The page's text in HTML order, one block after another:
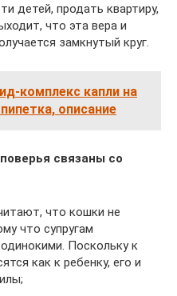
детей, продать квартиру,
что эта вера и
замкнутый круг.
комплекс капли на
описание
связаны со
что кошки не
что супругам
Поскольку к
как к ребенку, его и